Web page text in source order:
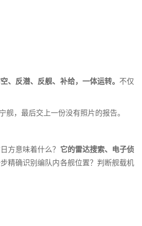
空、反潜、反舰、补给，一体运转。 不仅
，最后交上一份没有照片的报告。
方意味着什么？ 它的雷达搜索、电子侦
精确识别编队内各舰位置？判断舰载机